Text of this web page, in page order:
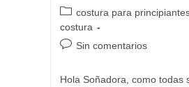
de
de
Categoría
de
la
costura para
costura
Comentarios
Sin comentarios
Hola Soñadora, como todas